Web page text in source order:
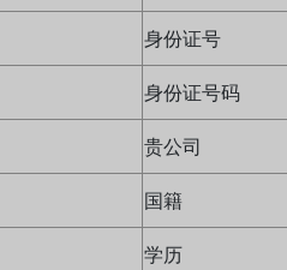
身份证号
身份证号码
贵公司
国籍
学历